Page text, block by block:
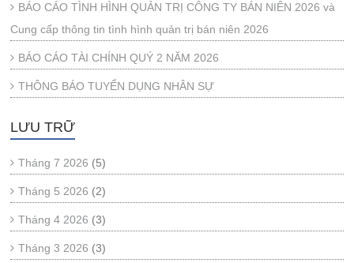
BÁO CÁO TÌNH HÌNH QUẢN TRỊ CÔNG TY BÁN NIÊN 2026 và
Cung cấp thông tin tình hình quản trị bán niên 2026
BÁO CÁO TÀI CHÍNH QUÝ 2 NĂM 2026
THÔNG BÁO TUYỂN DỤNG NHÂN SỰ
LƯU TRỮ
Tháng 7 2026 (5)
Tháng 5 2026 (2)
Tháng 4 2026 (3)
Tháng 3 2026 (3)